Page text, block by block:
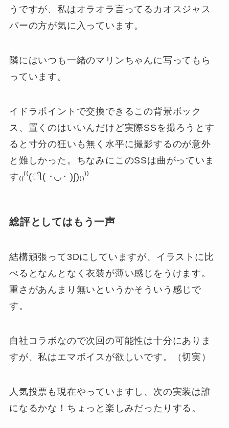
うですが、私はオラオラ言ってるカオスジャス
パーの方が気に入っています。
隣にはいつも一緒のマリンちゃんに写ってもら
っています。
イドラポイントで交換できるこの背景ボック
ス、置くのはいいんだけど実際SSを撮ろうとす
ると寸分の狂いも無く水平に撮影するのが意外
と難しかった。ちなみにこのSSは曲がっていま
す₍₍⁽⁽(ી( ･◡･ )ʃ)₎₎⁾⁾
総評としてはもう一声
結構頑張って3Dにしていますが、イラストに比
べるとなんとなく衣装が薄い感じをうけます。
重さがあんまり無いというかそういう感じで
す。
自社コラボなので次回の可能性は十分にありま
すが、私はエマボイスが欲しいです。（切実）
人気投票も現在やっていますし、次の実装は誰
になるかな！ちょっと楽しみだったりする。